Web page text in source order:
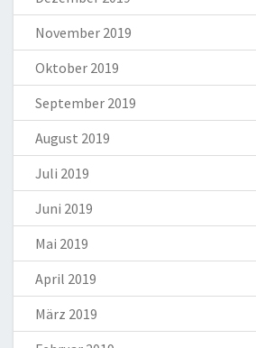
November 2019
Oktober 2019
September 2019
August 2019
Juli 2019
Juni 2019
Mai 2019
April 2019
März 2019